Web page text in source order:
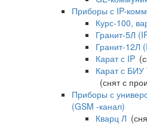
Приборы с IP-
Курс-100,
Гранит-5Л
Гранит-12Л
Карат с IP
Карат с БИУ
(снят с
Приборы с
(GSM -канал)
Кварц Л